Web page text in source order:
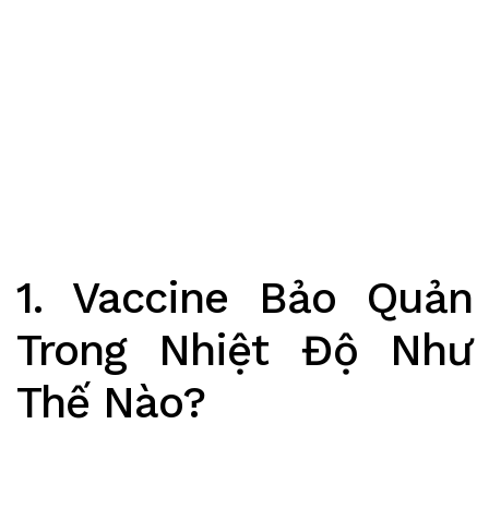
1. Vaccine Bảo Quản
Trong Nhiệt Độ Như
Thế Nào?